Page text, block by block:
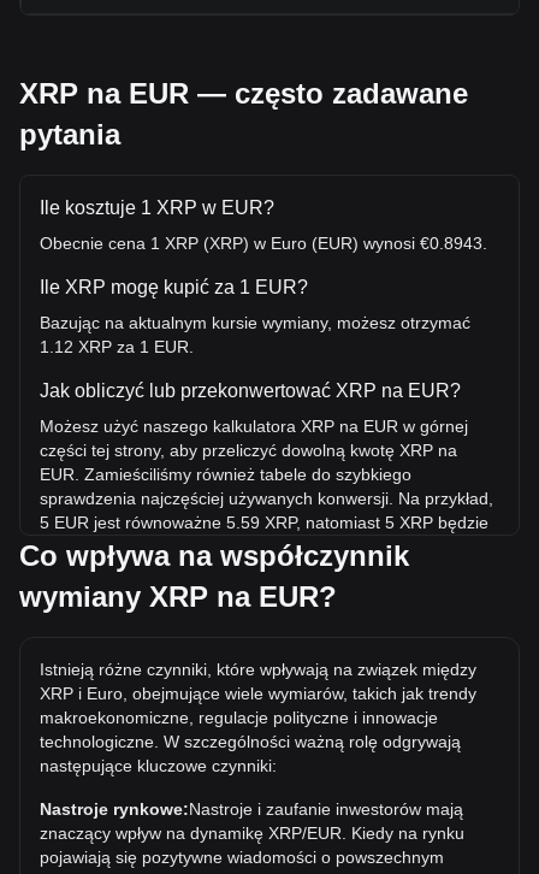
XRP na EUR — często zadawane
pytania
Ile kosztuje 1 XRP w EUR?
Obecnie cena 1 XRP (XRP) w Euro (EUR) wynosi €0.8943.
Ile XRP mogę kupić za 1 EUR?
Bazując na aktualnym kursie wymiany, możesz otrzymać
1.12 XRP za 1 EUR.
Jak obliczyć lub przekonwertować XRP na EUR?
Możesz użyć naszego kalkulatora XRP na EUR w górnej
części tej strony, aby przeliczyć dowolną kwotę XRP na
EUR. Zamieściliśmy również tabele do szybkiego
sprawdzenia najczęściej używanych konwersji. Na przykład,
5 EUR jest równoważne 5.59 XRP, natomiast 5 XRP będzie
kosztować około 4.47EUR.
Jaka jest najwyższa cena XRP/EUR w historii?
wszech czasów.
Jaki jest trend cenowy w EUR?
W ciągu ostatnich 7 dni kurs wymiany XRP (XRP) spadł o
2.67%. W ciągu ostatniego miesiąca kurs wymiany XRP
(XRP) spadł o 5.94% w stosunku do Euro (EUR).
Co wpływa na współczynnik
wymiany XRP na EUR?
Istnieją różne czynniki, które wpływają na związek między
XRP i Euro, obejmujące wiele wymiarów, takich jak trendy
makroekonomiczne, regulacje polityczne i innowacje
technologiczne. W szczególności ważną rolę odgrywają
następujące kluczowe czynniki:
Nastroje rynkowe:Nastroje i zaufanie inwestorów mają
znaczący wpływ na dynamikę XRP/EUR. Kiedy na rynku
pojawiają się pozytywne wiadomości o powszechnym